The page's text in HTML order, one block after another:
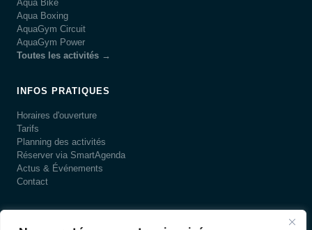
Aqua Bike
Aqua Boxing
AquaGym Circuit
AquaGym Power
Toutes les activités →
INFOS PRATIQUES
Horaires d'ouverture
Tarifs
Planning des activités
Réserver via SmartAgenda
Actus & Événements
Contact